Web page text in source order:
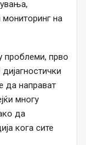
мониторинг на
проблеми, прво
да направат
многу
да
кога сите